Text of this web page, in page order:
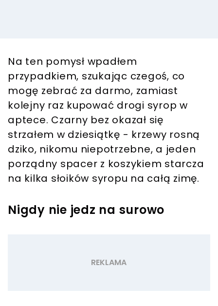
Na ten pomysł wpadłem
przypadkiem, szukając czegoś, co
mogę zebrać za darmo, zamiast
kolejny raz kupować drogi syrop w
aptece. Czarny bez okazał się
strzałem w dziesiątkę - krzewy rosną
dziko, nikomu niepotrzebne, a jeden
porządny spacer z koszykiem starcza
na kilka słoików syropu na całą zimę.
Nigdy nie jedz na surowo